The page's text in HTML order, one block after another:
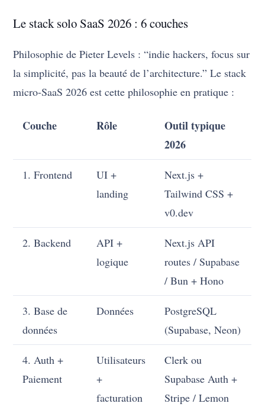
Le stack solo SaaS 2026 : 6 couches
Philosophie de Pieter Levels : “indie hackers, focus sur
la simplicité, pas la beauté de l’architecture.” Le stack
micro-SaaS 2026 est cette philosophie en pratique :
Couche Rôle
Outil typique
2026
1. Frontend
UI +
landing
Next.js +
Tailwind CSS +
v0.dev
2. Backend
API +
logique
Next.js API
routes / Supabase
/ Bun + Hono
3. Base de
données
Données
PostgreSQL
(Supabase, Neon)
4. Auth +
Paiement
Utilisateurs
+
facturation
Clerk ou
Supabase Auth +
Stripe / Lemon